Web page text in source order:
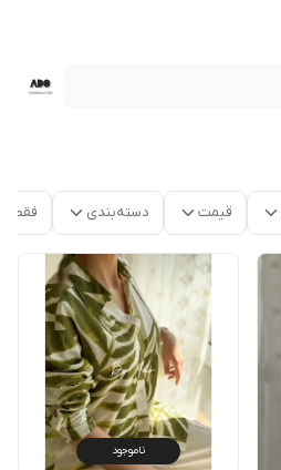
قیمت دسته‌بندی فقط
ناموجود